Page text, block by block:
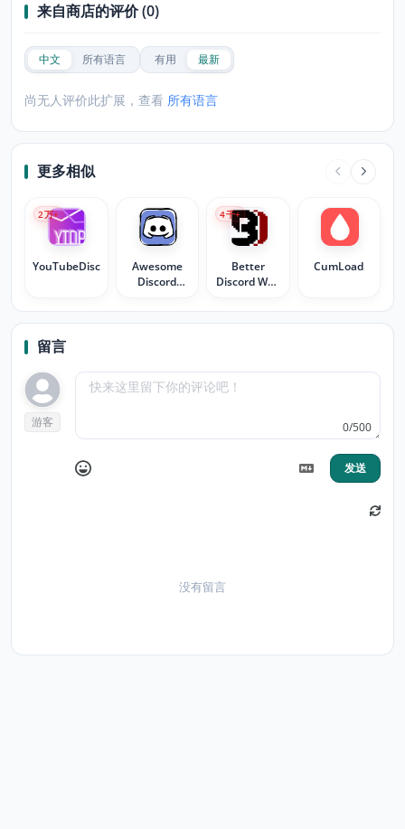
来自商店的评价 (0)
中文 所有语言 有用 最新
尚无人评价此扩展，查看 所有语言
更多相似
YouTubeDiscordPresence
2万+
Awesome
Discord
Better
Discord Web
4千+
CumLoad
留言
游客 0/500
发送
没有留言